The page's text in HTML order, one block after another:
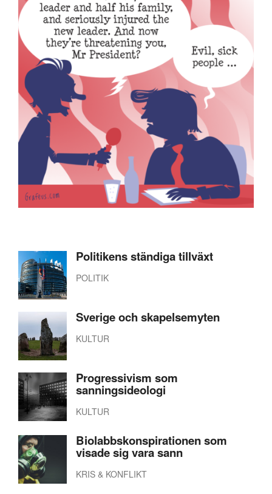
Politikens ständiga tillväxt
POLITIK
Sverige och skapelsemyten
KULTUR
Progressivism som
sanningsideologi
KULTUR
Biolabbskonspirationen som
visade sig vara sann
KRIS & KONFLIKT